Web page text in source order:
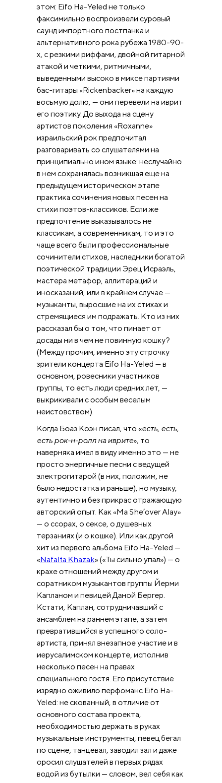
этом: Eifo Ha-Yeled не только
факсимильно воспроизвели суровый
саунд импортного постпанка и
альтернативного рока рубежа 1980-90-
х, с резкими риффами, двойной гитарной
атакой и четкими, ритмичными,
выведенными высоко в миксе партиями
бас-гитары «Rickenbacker» на каждую
восьмую долю, — они перевели на иврит
его поэтику. До выхода на сцену
артистов поколения «Roxanne»
израильский рок предпочитал
разговаривать со слушателями на
принципиально ином языке: неслучайно
в нем сохранялась возникшая еще на
предыдущем историческом этапе
практика сочинения новых песен на
стихи поэтов-классиков. Если же
предпочтение выказывалось не
классикам, а современникам, то и это
чаще всего были профессиональные
сочинители стихов, наследники богатой
поэтической традиции Эрец Исраэль,
мастера метафор, аллитераций и
иносказаний, или в крайнем случае —
музыканты, выросшие на их стихах и
стремящиеся им подражать. Кто из них
рассказал бы о том, что пинает от
досады ни в чем не повинную кошку?
(Между прочим, именно эту строчку
зрители концерта Eifo Ha-Yeled — в
основном, ровесники участников
группы, то есть люди средних лет, —
выкрикивали с особым веселым
неистовством).
Когда Боаз Коэн писал, что «есть, есть,
есть рок-н-ролл на иврите», то
наверняка имел в виду именно это — не
просто энергичные песни с ведущей
электрогитарой (в них, положим, не
было недостатка и раньше), но музыку,
аутентично и без прикрас отражающую
авторский опыт. Как «Ma She’оver Alay»
— о ссорах, о сексе, о душевных
терзаниях (и о кошке). Или как другой
хит из первого альбома Eifo Ha-Yeled —
«Nafalta Khazak» («Ты сильно упал») — о
крахе отношений между другом и
соратником музыкантов группы Йерми
Капланом и певицей Даной Бергер.
Кстати, Каплан, сотрудничавший с
ансамблем на раннем этапе, а затем
превратившийся в успешного соло-
артиста, принял внезапное участие и в
иерусалимском концерте, исполнив
несколько песен на правах
специального гостя. Его присутствие
изрядно оживило перфоманс Eifo Ha-
Yeled: не скованный, в отличие от
основного состава проекта,
необходимостью держать в руках
музыкальные инструменты, певец бегал
по сцене, танцевал, заводил зал и даже
оросил слушателей в первых рядах
водой из бутылки — словом, вел себя как